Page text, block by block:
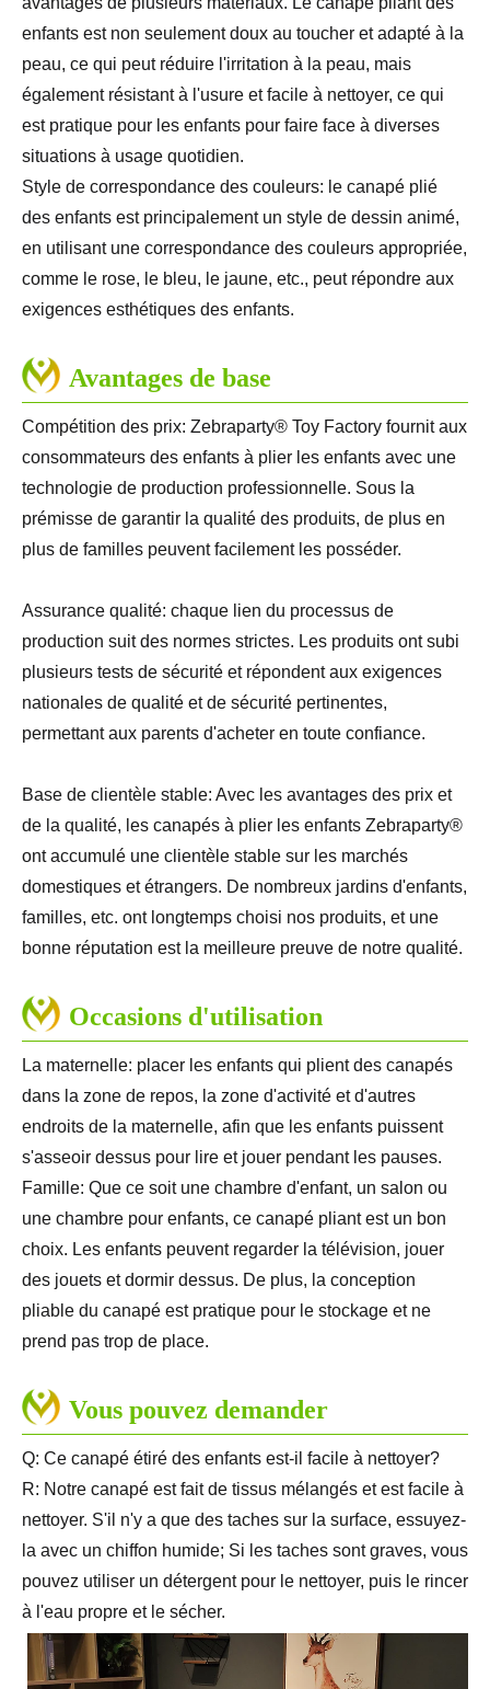
enfants est non seulement doux au toucher et adapté à la
peau, ce qui peut réduire l'irritation à la peau, mais
également résistant à l'usure et facile à nettoyer, ce qui
est pratique pour les enfants pour faire face à diverses
situations à usage quotidien.
Style de correspondance des couleurs: le canapé plié
des enfants est principalement un style de dessin animé,
en utilisant une correspondance des couleurs appropriée,
comme le rose, le bleu, le jaune, etc., peut répondre aux
exigences esthétiques des enfants.
Avantages de base
Compétition des prix: Zebraparty® Toy Factory fournit aux
consommateurs des enfants à plier les enfants avec une
technologie de production professionnelle. Sous la
prémisse de garantir la qualité des produits, de plus en
plus de familles peuvent facilement les posséder.
Assurance qualité: chaque lien du processus de
production suit des normes strictes. Les produits ont subi
plusieurs tests de sécurité et répondent aux exigences
nationales de qualité et de sécurité pertinentes,
permettant aux parents d'acheter en toute confiance.
Base de clientèle stable: Avec les avantages des prix et
de la qualité, les canapés à plier les enfants Zebraparty®
ont accumulé une clientèle stable sur les marchés
domestiques et étrangers. De nombreux jardins d'enfants,
familles, etc. ont longtemps choisi nos produits, et une
bonne réputation est la meilleure preuve de notre qualité.
Occasions d'utilisation
La maternelle: placer les enfants qui plient des canapés
dans la zone de repos, la zone d'activité et d'autres
endroits de la maternelle, afin que les enfants puissent
s'asseoir dessus pour lire et jouer pendant les pauses.
Famille: Que ce soit une chambre d'enfant, un salon ou
une chambre pour enfants, ce canapé pliant est un bon
choix. Les enfants peuvent regarder la télévision, jouer
des jouets et dormir dessus. De plus, la conception
pliable du canapé est pratique pour le stockage et ne
prend pas trop de place.
Vous pouvez demander
Q: Ce canapé étiré des enfants est-il facile à nettoyer?
R: Notre canapé est fait de tissus mélangés et est facile à
nettoyer. S'il n'y a que des taches sur la surface, essuyez-
la avec un chiffon humide; Si les taches sont graves, vous
pouvez utiliser un détergent pour le nettoyer, puis le rincer
à l'eau propre et le sécher.